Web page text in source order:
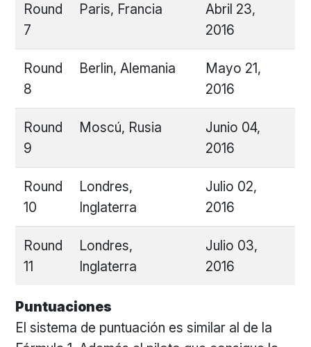
Round
7
Paris, Francia
Abril 23,
2016
Round
8
Berlin, Alemania
Mayo 21,
2016
Round
9
Moscú, Rusia
Junio 04,
2016
Round
10
Londres,
Inglaterra
Julio 02,
2016
Round
11
Londres,
Inglaterra
Julio 03,
2016
Puntuaciones
El sistema de puntuación es similar al de la